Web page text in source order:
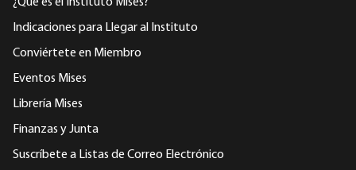
Indicaciones para Llegar al Instituto
Conviértete en Miembro
Eventos Mises
Librería Mises
Finanzas y Junta
Suscríbete a Listas de Correo Electrónico